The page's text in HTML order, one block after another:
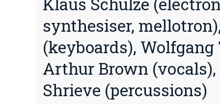
synthesiser,
(keyboards),
Arthur Brown
Shrieve (percussions)